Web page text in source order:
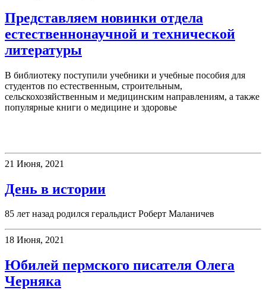
Представляем новинки отдела
естественнонаучной и технической
литературы
В библиотеку поступили учебники и учебные пособия для
студентов по естественным, строительным,
сельскохозяйственным и медицинским направлениям, а также
популярные книги о медицине и здоровье
21 Июня, 2021
День в истории
85 лет назад родился геральдист Роберт Маланичев
18 Июня, 2021
Юбилей пермского писателя Олега
Черняка